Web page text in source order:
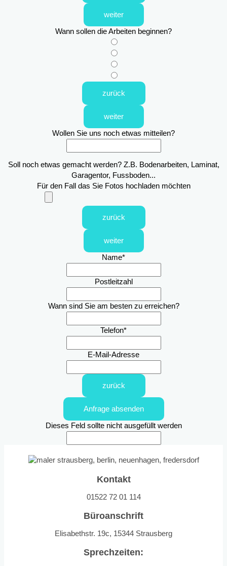
weiter
Wann sollen die Arbeiten beginnen?
zurück
weiter
Wollen Sie uns noch etwas mitteilen?
Soll noch etwas gemacht werden? Z.B. Bodenarbeiten, Laminat,
Garagentor, Fussboden...
Für den Fall das Sie Fotos hochladen möchten
zurück
weiter
Name*
Postleitzahl
Wann sind Sie am besten zu erreichen?
Telefon*
E-Mail-Adresse
zurück
Anfrage absenden
Dieses Feld sollte nicht ausgefüllt werden
Kontakt
01522 72 01 114
Büroanschrift
Elisabethstr. 19c, 15344 Strausberg
Sprechzeiten: